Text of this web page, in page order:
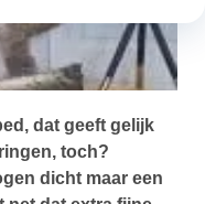
dat geeft gelijk
toch?
dicht maar een